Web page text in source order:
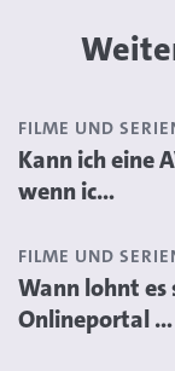
FILME UND
Kann ich eine
wenn ic...
FILME UND
Wann lohnt es
Onlineportal ...